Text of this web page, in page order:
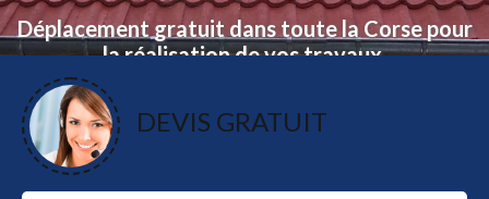
Déplacement gratuit dans toute la Corse pour
la réalisation de vos travaux.
Devis et déplacement gratuit.
NOS RÉALISATIONS
DEVIS GRATUIT